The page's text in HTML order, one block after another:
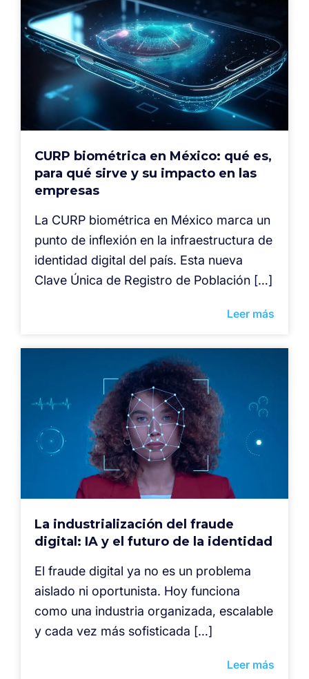
CURP biométrica en México: qué es,
para qué sirve y su impacto en las
empresas
La CURP biométrica en México marca un
punto de inflexión en la infraestructura de
identidad digital del país. Esta nueva
Clave Única de Registro de Población […]
Leer más
La industrialización del fraude
digital: IA y el futuro de la identidad
El fraude digital ya no es un problema
aislado ni oportunista. Hoy funciona
como una industria organizada, escalable
y cada vez más sofisticada […]
Leer más